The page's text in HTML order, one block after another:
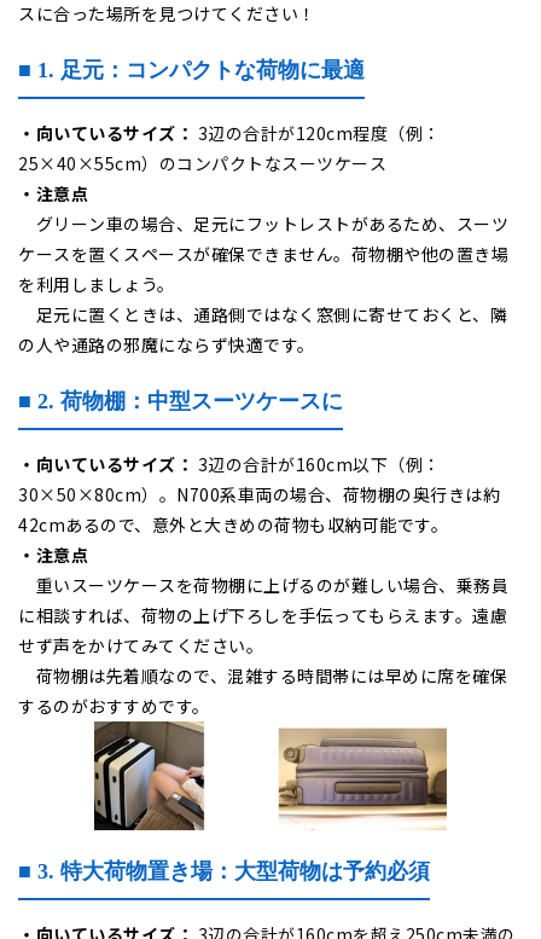
スに合った場所を見つけてください！
■ 1. 足元：コンパクトな荷物に最適
・ 向いているサイズ： 3辺の合計が120cm程度（例：
25×40×55cm）のコンパクトなスーツケース
・注意点
グリーン車の場合、足元にフットレストがあるため、スーツ
ケースを置くスペースが確保できません。荷物棚や他の置き場
を利用しましょう。
足元に置くときは、通路側ではなく窓側に寄せておくと、隣
の人や通路の邪魔にならず快適です。
■ 2. 荷物棚：中型スーツケースに
・ 向いているサイズ： 3辺の合計が160cm以下（例：
30×50×80cm）。 N700系車両の場合、荷物棚の奥行きは約
42cmあるので、意外と大きめの荷物も収納可能です。
・注意点
重いスーツケースを荷物棚に上げるのが難しい場合、乗務員
に相談すれば、荷物の上げ下ろしを手伝ってもらえます。遠慮
せず声をかけてみてください。
荷物棚は先着順なので、混雑する時間帯には早めに席を確保
するのがおすすめです。
■ 3. 特大荷物置き場：大型荷物は予約必須
・ 向いているサイズ： 3辺の合計が160cmを超え250cm未満の